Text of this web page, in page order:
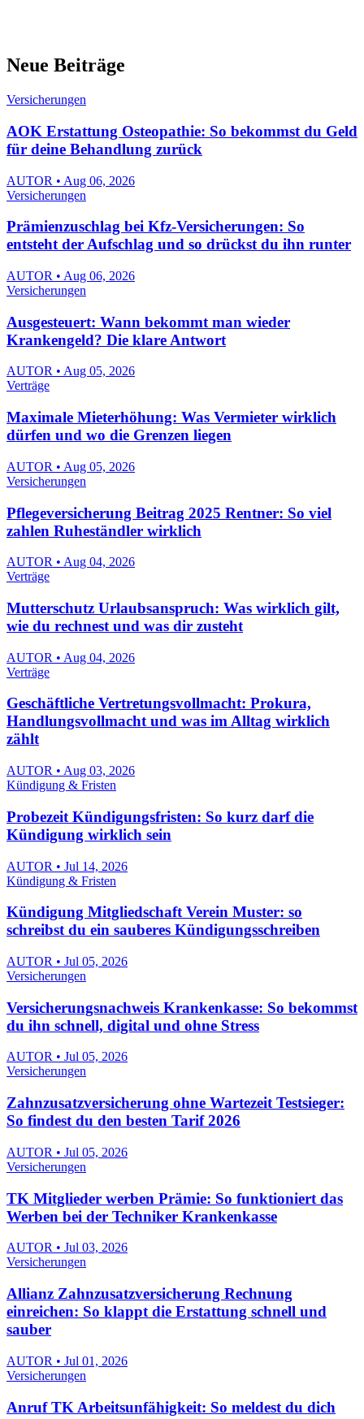
Neue Beiträge
Versicherungen
AOK Erstattung Osteopathie: So bekommst du Geld
für deine Behandlung zurück
AUTOR • Aug 06, 2026
Versicherungen
Prämienzuschlag bei Kfz-Versicherungen: So
entsteht der Aufschlag und so drückst du ihn runter
AUTOR • Aug 06, 2026
Versicherungen
Ausgesteuert: Wann bekommt man wieder
Krankengeld? Die klare Antwort
AUTOR • Aug 05, 2026
Verträge
Maximale Mieterhöhung: Was Vermieter wirklich
dürfen und wo die Grenzen liegen
AUTOR • Aug 05, 2026
Versicherungen
Pflegeversicherung Beitrag 2025 Rentner: So viel
zahlen Ruheständler wirklich
AUTOR • Aug 04, 2026
Verträge
Mutterschutz Urlaubsanspruch: Was wirklich gilt,
wie du rechnest und was dir zusteht
AUTOR • Aug 04, 2026
Verträge
Geschäftliche Vertretungsvollmacht: Prokura,
Handlungsvollmacht und was im Alltag wirklich
zählt
AUTOR • Aug 03, 2026
Kündigung & Fristen
Probezeit Kündigungsfristen: So kurz darf die
Kündigung wirklich sein
AUTOR • Jul 14, 2026
Kündigung & Fristen
Kündigung Mitgliedschaft Verein Muster: so
schreibst du ein sauberes Kündigungsschreiben
AUTOR • Jul 05, 2026
Versicherungen
Versicherungsnachweis Krankenkasse: So bekommst
du ihn schnell, digital und ohne Stress
AUTOR • Jul 05, 2026
Versicherungen
Zahnzusatzversicherung ohne Wartezeit Testsieger:
So findest du den besten Tarif 2026
AUTOR • Jul 05, 2026
Versicherungen
TK Mitglieder werben Prämie: So funktioniert das
Werben bei der Techniker Krankenkasse
AUTOR • Jul 03, 2026
Versicherungen
Allianz Zahnzusatzversicherung Rechnung
einreichen: So klappt die Erstattung schnell und
sauber
AUTOR • Jul 01, 2026
Versicherungen
Anruf TK Arbeitsunfähigkeit: So meldest du dich